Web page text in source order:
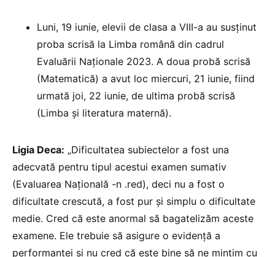
Luni, 19 iunie, elevii de clasa a VIII-a au susținut
proba scrisă la Limba română din cadrul
Evaluării Naționale 2023. A doua probă scrisă
(Matematică) a avut loc miercuri, 21 iunie, fiind
urmată joi, 22 iunie, de ultima probă scrisă
(Limba și literatura maternă).
Ligia Deca: „Dificultatea subiectelor a fost una
adecvată pentru tipul acestui examen sumativ
(Evaluarea Națională -n .red), deci nu a fost o
dificultate crescută, a fost pur și simplu o dificultate
medie. Cred că este anormal să bagatelizăm aceste
examene. Ele trebuie să asigure o evidență a
performanței și nu cred că este bine să ne mințim cu